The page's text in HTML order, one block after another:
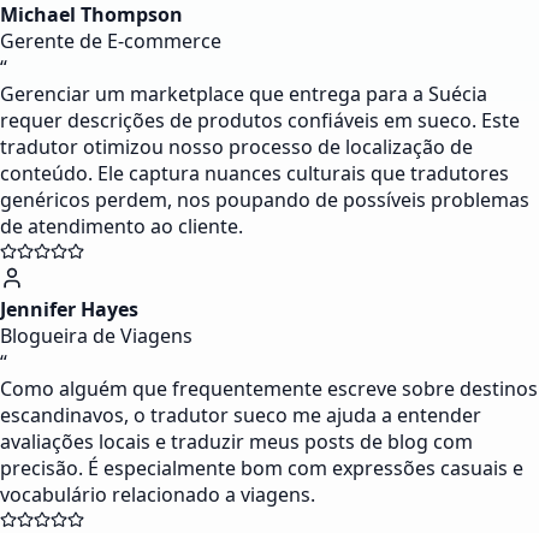
Michael Thompson
Gerente de E-commerce
“
Gerenciar um marketplace que entrega para a Suécia
requer descrições de produtos confiáveis em sueco. Este
tradutor otimizou nosso processo de localização de
conteúdo. Ele captura nuances culturais que tradutores
genéricos perdem, nos poupando de possíveis problemas
de atendimento ao cliente.
Jennifer Hayes
Blogueira de Viagens
“
Como alguém que frequentemente escreve sobre destinos
escandinavos, o tradutor sueco me ajuda a entender
avaliações locais e traduzir meus posts de blog com
precisão. É especialmente bom com expressões casuais e
vocabulário relacionado a viagens.